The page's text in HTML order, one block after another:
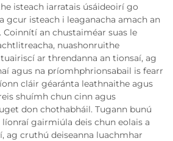
isteach iarratais úsáideoirí go
gcur isteach i leaganacha amach an
Coinnítí an chustaiméar suas le
nuashonruithe
ar threndanna an tionsaí, ag
agus na príomhphrionsabail is fearr
cláir géaránta leathnaithe agus
shuímh chun cinn agus
don chothabháil. Tugann bunú
gairmiúla deis chun eolais a
ag cruthú deiseanna luachmhar